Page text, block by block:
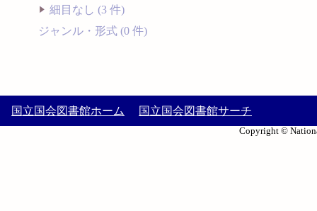
細目なし (3 件)
ジャンル・形式 (0 件)
国立国会図書館ホーム 国立国会図書館サーチ
Copyright ©